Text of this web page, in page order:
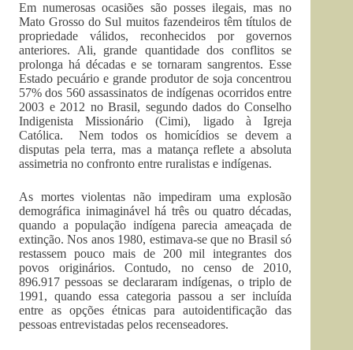
Em numerosas ocasiões são posses ilegais, mas no
Mato Grosso do Sul muitos fazendeiros têm títulos de
propriedade válidos, reconhecidos por governos
anteriores. Ali, grande quantidade dos conflitos se
prolonga há décadas e se tornaram sangrentos. Esse
Estado pecuário e grande produtor de soja concentrou
57% dos 560 assassinatos de indígenas ocorridos entre
2003 e 2012 no Brasil, segundo dados do Conselho
Indigenista Missionário (Cimi), ligado à Igreja
Católica. Nem todos os homicídios se devem a
disputas pela terra, mas a matança reflete a absoluta
assimetria no confronto entre ruralistas e indígenas.
As mortes violentas não impediram uma explosão
demográfica inimaginável há três ou quatro décadas,
quando a população indígena parecia ameaçada de
extinção. Nos anos 1980, estimava-se que no Brasil só
restassem pouco mais de 200 mil integrantes dos
povos originários. Contudo, no censo de 2010,
896.917 pessoas se declararam indígenas, o triplo de
1991, quando essa categoria passou a ser incluída
entre as opções étnicas para autoidentificação das
pessoas entrevistadas pelos recenseadores.